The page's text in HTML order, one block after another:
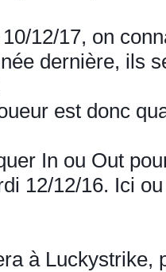
12/17, on
dernière, ils
est donc
In ou Out
12/12/16. Ici
à Luckystrike,